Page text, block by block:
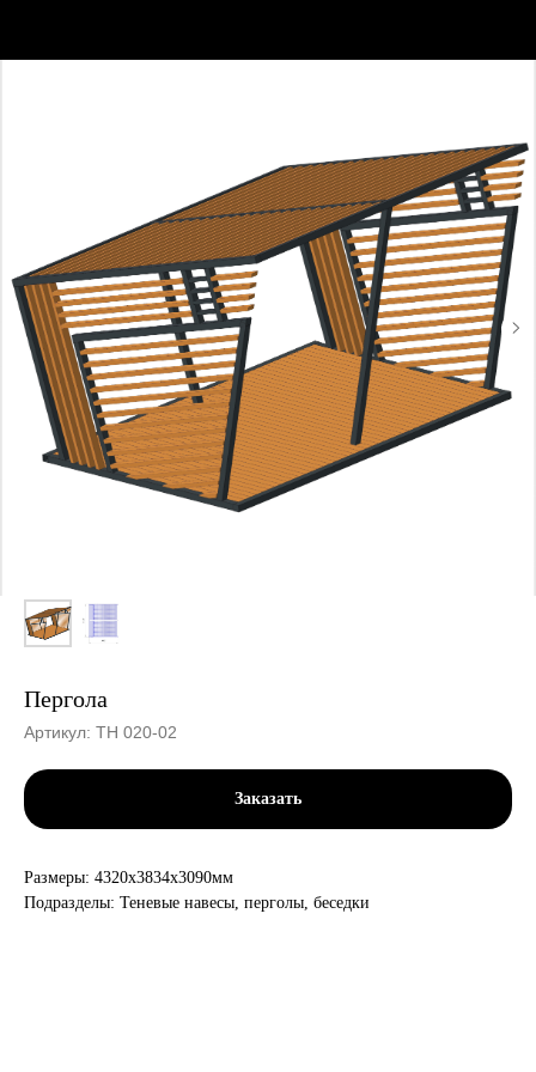
Пергола
Артикул: ТН 020-02
Заказать
Размеры: 4320х3834х3090мм
Подразделы: Теневые навесы, перголы, беседки